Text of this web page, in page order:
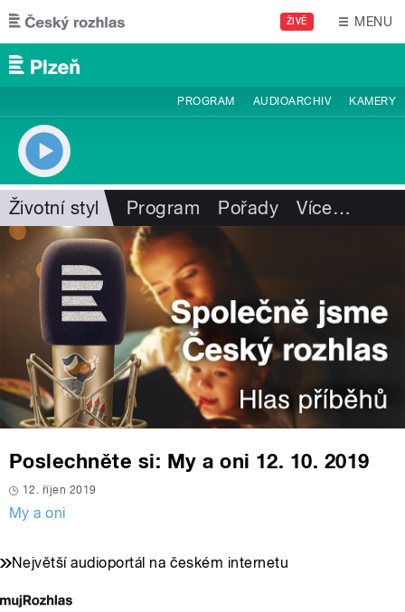
Přejít k hlavnímu obsahu
ŽIVĚ MENU
PROGRAM AUDIOARCHIV KAMERY
Životní styl Program Pořady Více…
Poslechněte si: My a oni 12. 10. 2019
12. říjen 2019
My a oni
Největší audioportál na českém internetu